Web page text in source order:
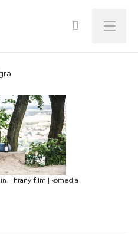
Menu
| hraný film | komédia